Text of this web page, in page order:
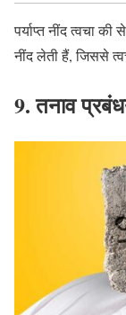
पर्याप्त नींद त्वचा की
नींद लेती हैं,जिससे
9.तनाव